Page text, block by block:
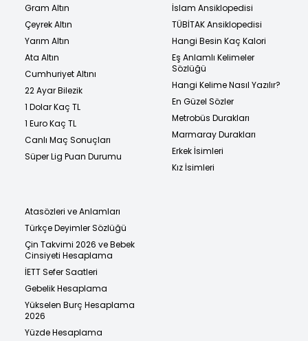
Gram Altın
Çeyrek Altın
Yarım Altın
Ata Altın
Cumhuriyet Altını
22 Ayar Bilezik
1 Dolar Kaç TL
1 Euro Kaç TL
Canlı Maç Sonuçları
Süper Lig Puan Durumu
İslam Ansiklopedisi
TÜBİTAK Ansiklopedisi
Hangi Besin Kaç Kalori
Eş Anlamlı Kelimeler
Sözlüğü
Hangi Kelime Nasıl Yazılır?
En Güzel Sözler
Metrobüs Durakları
Marmaray Durakları
Erkek İsimleri
Kız İsimleri
Atasözleri ve Anlamları
Türkçe Deyimler Sözlüğü
Çin Takvimi 2026 ve Bebek
Cinsiyeti Hesaplama
İETT Sefer Saatleri
Gebelik Hesaplama
Yükselen Burç Hesaplama
2026
Yüzde Hesaplama